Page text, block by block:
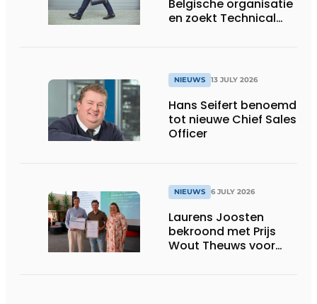
Belgische organisatie
en zoekt Technical
NIEUWS 13 JULY 2026
Hans Seifert benoemd
tot nieuwe Chief Sales
Officer
NIEUWS 6 JULY 2026
Laurens Joosten
bekroond met Prijs
Wout Theuws voor